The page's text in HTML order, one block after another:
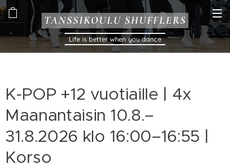
TANSSIKOULU SHUFFLERS
Life is better when you dance
K-POP +12 vuotiaille | 4x
Maanantaisin 10.8.–
31.8.2026 klo 16:00–16:55 |
Korso